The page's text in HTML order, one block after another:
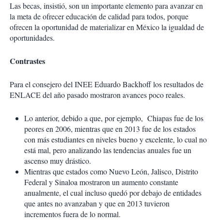
Las becas, insistió, son un importante elemento para avanzar en
la meta de ofrecer educación de calidad para todos, porque
ofrecen la oportunidad de materializar en México la igualdad de
oportunidades.
Contrastes
Para el consejero del INEE Eduardo Backhoff los resultados de
ENLACE del año pasado mostraron avances poco reales.
Lo anterior, debido a que, por ejemplo, Chiapas fue de los
peores en 2006, mientras que en 2013 fue de los estados
con más estudiantes en niveles bueno y excelente, lo cual no
está mal, pero analizando las tendencias anuales fue un
ascenso muy drástico.
Mientras que estados como Nuevo León, Jalisco, Distrito
Federal y Sinaloa mostraron un aumento constante
anualmente, el cual incluso quedó por debajo de entidades
que antes no avanzaban y que en 2013 tuvieron
incrementos fuera de lo normal.